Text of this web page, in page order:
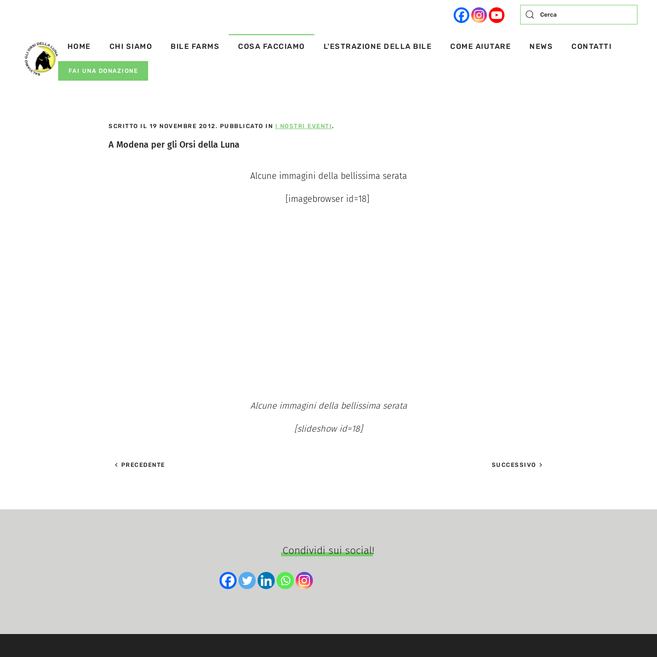
HOME CHI SIAMO BILE FARMS COSA FACCIAMO L'ESTRAZIONE DELLA BILE COME AIUTARE NEWS CONTATTI
FAI UNA DONAZIONE
SCRITTO IL 19 NOVEMBRE 2012. PUBBLICATO IN I NOSTRI EVENTI.
A Modena per gli Orsi della Luna
Alcune immagini della bellissima serata
[imagebrowser id=18]
Alcune immagini della bellissima serata
[slideshow id=18]
PRECEDENTE SUCCESSIVO
Condividi sui social!